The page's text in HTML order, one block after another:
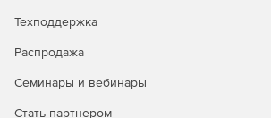
Техподдержка
Распродажа
Семинары и вебинары
Стать партнером